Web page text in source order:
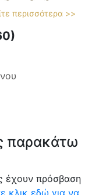
περισσότερα >>
παρακάτω
έχουν πρόσβαση